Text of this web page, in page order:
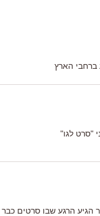
"סרט לגו"
הגיע הרגע שבו סרטים